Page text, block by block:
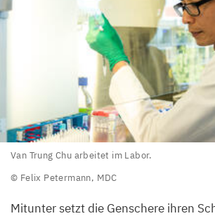
Van
Trung
Van Trung Chu arbeitet im Labor.
© Felix Petermann, MDC
Mitunter setzt die Genschere ihren